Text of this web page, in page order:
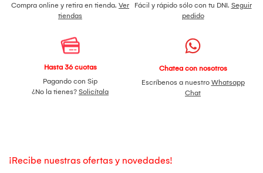
Compra online y retira en tienda. Ver
tiendas
Fácil y rápido sólo con tu DNI. Seguir
pedido
Hasta 36 cuotas
Pagando con Sip
¿No la tienes? Solicítala
Chatea con nosotros
Escríbenos a nuestro Whatsapp
Chat
¡Recibe nuestras ofertas y novedades!